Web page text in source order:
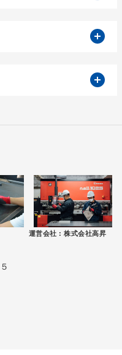
運営会社 : 株式会社高昇